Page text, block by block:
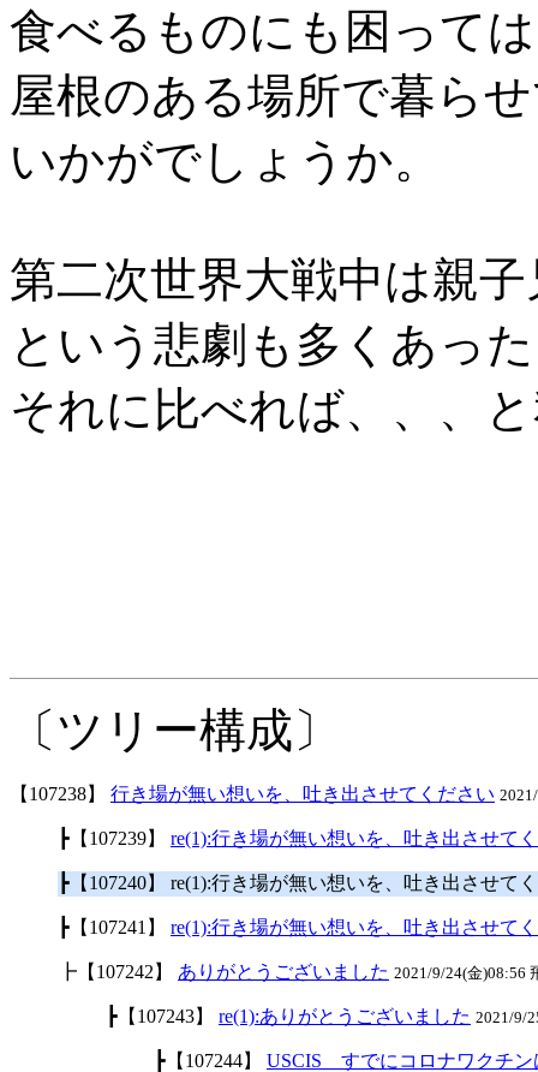
食べるものにも困って
屋根のある場所で暮ら
いかがでしょうか。
第二次世界大戦中は親
という悲劇も多くあっ
それに比べれば、、、
〔ツリー構成〕
【107238】 行き場が無い想いを、吐き出させてください
┣【107239】 re(1):行き場が無い想いを、吐き出させて
┣【107240】 re(1):行き場が無い想いを、吐き出させて
┣【107241】 re(1):行き場が無い想いを、吐き出させて
┣【107242】 ありがとうございました 2021/9/24(金)08:56
┣【107243】 re(1):ありがとうございました 2021/9/
┣【107244】 USCIS すでにコロナワクチン